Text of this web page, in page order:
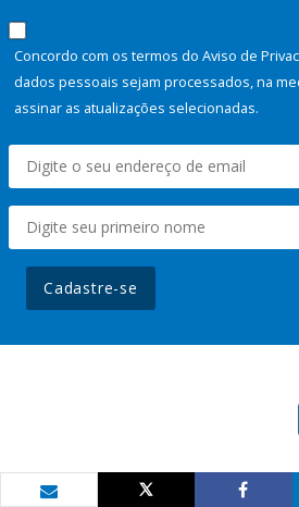
Concordo com os termos do Aviso de
dados pessoais sejam processados, na
assinar as atualizações selecionadas.
Cadastre-se